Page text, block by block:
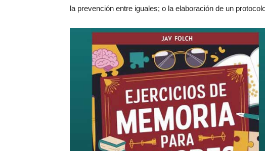
la prevención entre iguales; o la elaboración de un